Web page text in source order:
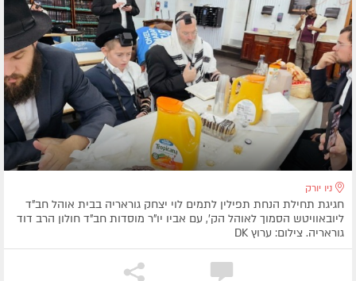
ניו יורק
חגיגת תחילת הנחת תפילין לתמים לוי יצחק גוראריה בבית אוהל חב"ד
ליובאוויטש הסמוך לאוהל הק', עם אביו יו"ר מוסדות חב"ד חולון הרב דוד
גוראריה. צילום: ערוץ DK